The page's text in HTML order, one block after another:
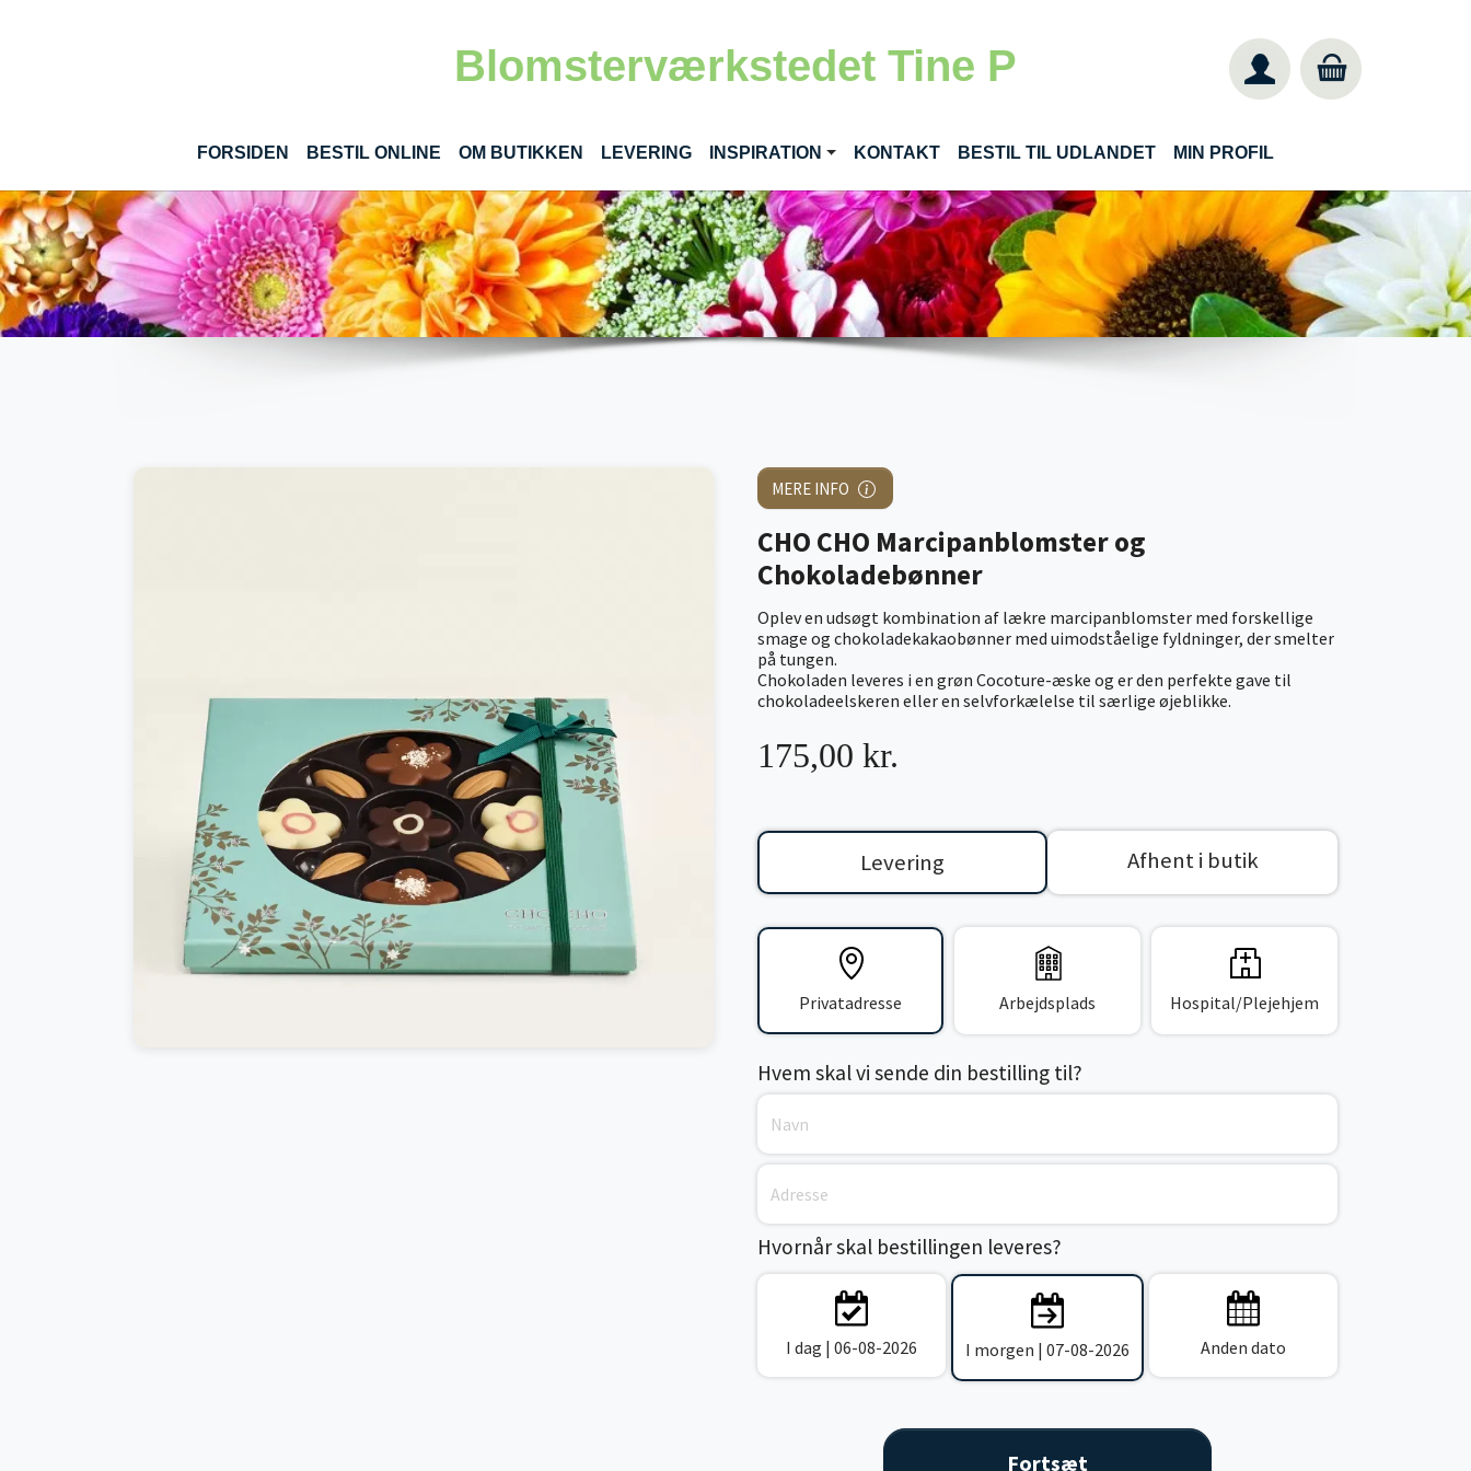
Blomsterværkstedet Tine P
FORSIDEN BESTIL ONLINE(CURRENT)
OM BUTIKKEN LEVERING INSPIRATION KONTAKT BESTIL TIL UDLANDET MIN PROFIL
MERE INFO
CHO CHO Marcipanblomster og
Chokoladebønner
Oplev en udsøgt kombination af lækre marcipanblomster med forskellige
smage og chokoladekakaobønner med uimodståelige fyldninger, der smelter
på tungen.
Chokoladen leveres i en grøn Cocoture-æske og er den perfekte gave til
chokoladeelskeren eller en selvforkælelse til særlige øjeblikke.
175,00 kr.
Levering Afhent i butik
Privatadresse Arbejdsplads Hospital/Plejehjem
Hvem skal vi sende din bestilling til?
Hvornår skal bestillingen leveres?
I dag | 06-08-2026 I morgen | 07-08-2026 Anden dato